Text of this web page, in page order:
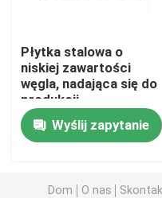
Sprawy
Poproś o wycenę
Węzeł stalowy
Płytka stalowa o
niskiej zawartości
węgla, nadająca się do
produkcji,
zapewniająca lepszą
sprawność roboczą i
zmniejszającą
Wyślij zapytanie
Dom O nas